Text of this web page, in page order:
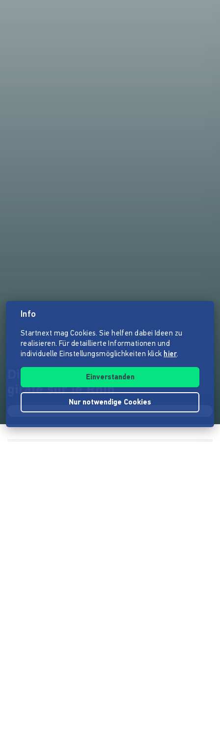
Die Giraffe auf dem Rhein - La
girafe sur le Rhin
Info
Startnext mag Cookies. Sie helfen dabei Ideen zu
realisieren. Für detaillierte Informationen und
individuelle Einstellungsmöglichkeiten klick hier.
Einverstanden
Nur notwendige Cookies